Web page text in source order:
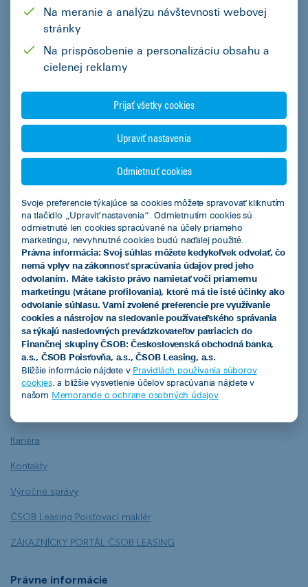
Leasingová kalkulačka
Kalkulačka úspor s elektromobilom
Overenie predschváleného limitu financovania pre podnikateľov
Užitočné informácie
Dokumenty na stiahnutie
Často kladené otázky
Blog
Štatúty súťaží a akcií
Referencie
Krátky slovník lízingového jazyka
Informácie k platbám vopred v súvislosti s kontrolným výkazom
Chráňte sa úspešne pred phishingom
ČSOB Leasing
O nás
Informujeme
Kariéra
Kontakty
Výročné správy
ČSOB Leasing Poisťovací maklér
ZÁKAZNÍCKY PORTÁL ČSOB LEASING
Právne informácie
Na meranie a analýzu návštevnosti webovej
stránky
Na prispôsobenie a personalizáciu obsahu a
cielenej reklamy
Prijať všetky cookies
Upraviť nastavenia
Odmietnuť cookies
Svoje preferencie týkajúce sa cookies môžete spravovať kliknutím
na tlačidlo „Upraviť nastavenia“. Odmietnutím cookies sú
odmietnuté len cookies spracúvané na účely priameho
marketingu, nevyhnutné cookies budú naďalej použité.
Právna informácia: Svoj súhlas môžete kedykoľvek odvolať, čo
nemá vplyv na zákonnosť spracúvania údajov pred jeho
odvolaním. Máte takisto právo namietať voči priamemu
marketingu (vrátane profilovania), ktoré má tie isté účinky ako
odvolanie súhlasu. Vami zvolené preferencie pre využívanie
cookies a nástrojov na sledovanie používateľského správania
sa týkajú nasledovných prevádzkovateľov patriacich do
Finančnej skupiny ČSOB: Československá obchodná banka,
a.s., ČSOB Poisťovňa, a.s., ČSOB Leasing, a.s.
Bližšie informácie nájdete v Pravidlách používania súborov
cookies. a bližšie vysvetlenie účelov spracúvania nájdete v
našom Memorande o ochrane osobných údajov